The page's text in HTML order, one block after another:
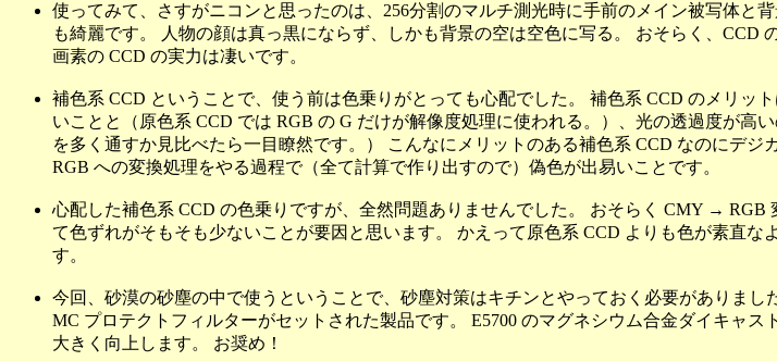
使ってみて、さすがニコンと思ったのは、256分割のマルチ測光時に手前のメイン被写体
も綺麗です。 人物の顔は真っ黒にならず、しかも背景の空は空色に写る。 おそらく、
画素の CCD の実力は凄いです。
補色系 CCD ということで、使う前は色乗りがとっても心配でした。 補色系 CCD のメリ
いことと（原色系 CCD では RGB の G だけが解像度処理に使われる。）、光の透過度が
を多く通すか見比べたら一目瞭然です。） こんなにメリットのある補色系 CCD なのにデ
RGB への変換処理をやる過程で（全て計算で作り出すので）偽色が出易いことです。
心配した補色系 CCD の色乗りですが、全然問題ありませんでした。 おそらく CMY →
て色ずれがそもそも少ないことが要因と思います。 かえって原色系 CCD よりも色が素直
す。
今回、砂漠の砂塵の中で使うということで、砂塵対策はキチンとやっておく必要がありま
MC プロテクトフィルターがセットされた製品です。 E5700 のマグネシウム合金ダイキャ
大きく向上します。 お奨め！